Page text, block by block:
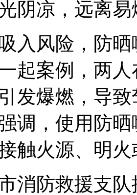
阴凉，远离
风险，防晒
起案例，两
发爆燃，导
调，使用防
触火源、明
防救援支队